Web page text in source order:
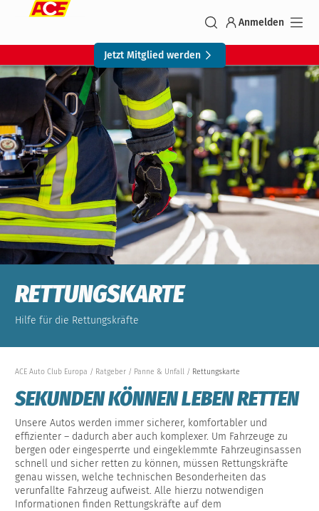
Anmelden
Jetzt Mitglied werden
RETTUNGSKARTE
Hilfe für die Rettungskräfte
ACE Auto Club Europa Ratgeber Panne & Unfall Rettungskarte
SEKUNDEN KÖNNEN LEBEN RETTEN
Unsere Autos werden immer sicherer, komfortabler und
effizienter – dadurch aber auch komplexer. Um Fahrzeuge zu
bergen oder eingesperrte und eingeklemmte Fahrzeuginsassen
schnell und sicher retten zu können, müssen Rettungs­kräfte
genau wissen, welche technischen Besonderheiten das
verunfallte Fahrzeug aufweist. Alle hierzu notwendigen
Informationen finden Rettungskräfte auf dem